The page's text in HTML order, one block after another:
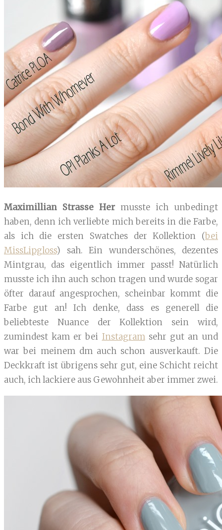
Maximillian Strasse Hermusste ich unbedingt
haben, denn ich verliebte mich bereits in die Farbe,
als ich die ersten Swatches der Kollektion (bei
MissLipgloss) sah. Ein wunderschönes, dezentes
Mintgrau, das eigentlich immer passt! Natürlich
musste ich ihn auch schon tragen und wurde sogar
öfter darauf angesprochen, scheinbar kommt die
Farbe gut an! Ich denke, dass es generell die
beliebteste Nuance der Kollektion sein wird,
zumindest kam er bei Instagramsehr gut an und
war bei meinem dm auch schon ausverkauft. Die
Deckkraft ist übrigens sehr gut, eine Schicht reicht
auch, ich lackiere aus Gewohnheit aber immer zwei.